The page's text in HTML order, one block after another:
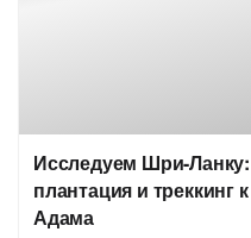
Исследуем Шри-
плантация и
Адама